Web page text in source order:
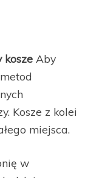
kosze Aby
Kosze z kolei
miejsca.
w